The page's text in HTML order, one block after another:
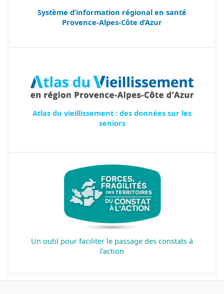
Système d’information régional en santé
Provence-Alpes-Côte d’Azur
Atlas du vieillissement : des données sur les
seniors
Un outil pour faciliter le passage des constats à
l’action